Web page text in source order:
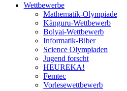
Wettbewerbe
Mathematik-Olympiade
Känguru-Wettbewerb
Bolyai-Wettbewerb
Informatik-Biber
Science Olympiaden
Jugend forscht
HEUREKA!
Femtec
Vorlesewettbewerb